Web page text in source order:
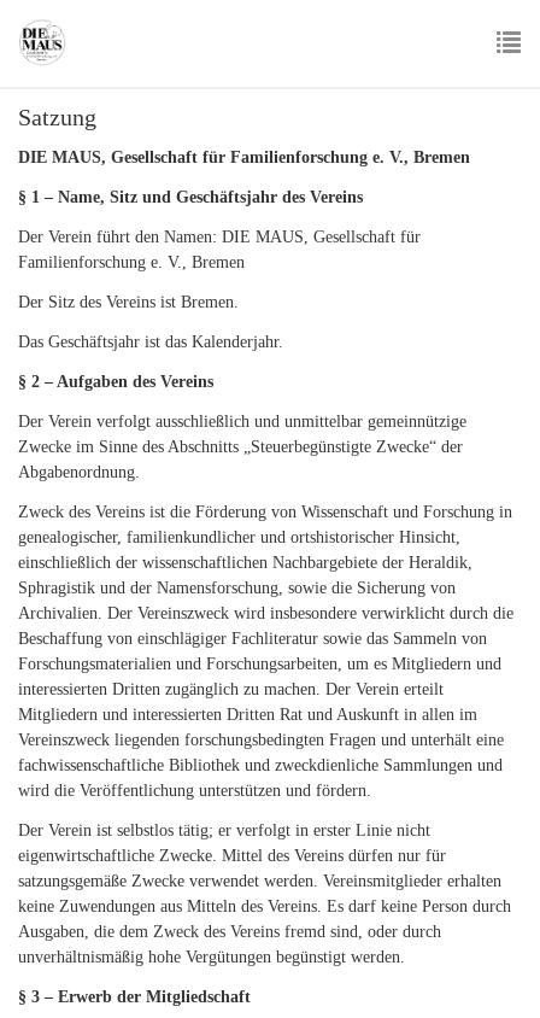
main
Satzung
DIE MAUS, Gesellschaft für Familienforschung e. V., Bremen
§ 1 – Name, Sitz und Geschäftsjahr des Vereins
Der Verein führt den Namen: DIE MAUS, Gesellschaft für
Familienforschung e. V., Bremen
Der Sitz des Vereins ist Bremen.
Das Geschäftsjahr ist das Kalenderjahr.
§ 2 – Aufgaben des Vereins
Der Verein verfolgt ausschließlich und unmittelbar gemeinnützige
Zwecke im Sinne des Abschnitts „Steuerbegünstigte Zwecke“ der
Abgabenordnung.
Zweck des Vereins ist die Förderung von Wissenschaft und Forschung in
genealogischer, familienkundlicher und ortshistorischer Hinsicht,
einschließlich der wissenschaftlichen Nachbargebiete der Heraldik,
Sphragistik und der Namensforschung, sowie die Sicherung von
Archivalien. Der Vereinszweck wird insbesondere verwirklicht durch die
Beschaffung von einschlägiger Fachliteratur sowie das Sammeln von
Forschungsmaterialien und Forschungsarbeiten, um es Mitgliedern und
interessierten Dritten zugänglich zu machen. Der Verein erteilt
Mitgliedern und interessierten Dritten Rat und Auskunft in allen im
Vereinszweck liegenden forschungsbedingten Fragen und unterhält eine
fachwissenschaftliche Bibliothek und zweckdienliche Sammlungen und
wird die Veröffentlichung unterstützen und fördern.
Der Verein ist selbstlos tätig; er verfolgt in erster Linie nicht
eigenwirtschaftliche Zwecke. Mittel des Vereins dürfen nur für
satzungsgemäße Zwecke verwendet werden. Vereinsmitglieder erhalten
keine Zuwendungen aus Mitteln des Vereins. Es darf keine Person durch
Ausgaben, die dem Zweck des Vereins fremd sind, oder durch
unverhältnismäßig hohe Vergütungen begünstigt werden.
§ 3 – Erwerb der Mitgliedschaft